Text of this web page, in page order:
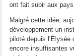
ont fait subir aux
Malgré cette idée,
développement un
piloté depuis
encore insuffisantes